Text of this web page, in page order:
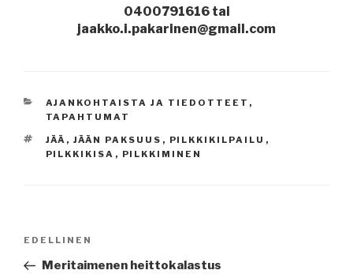
0400791616 tai
jaakko.i.pakarinen@gmail.com
KATEGORIAT
AJANKOHTAISTA JA TIEDOTTEET ,
TAPAHTUMAT
AVAINSANAT
JÄÄ , JÄÄN PAKSUUS , PILKKIKILPAILU ,
PILKKIKISA , PILKKIMINEN
Edellinen
artikkeli
EDELLINEN
Meritaimenen heittokalastus